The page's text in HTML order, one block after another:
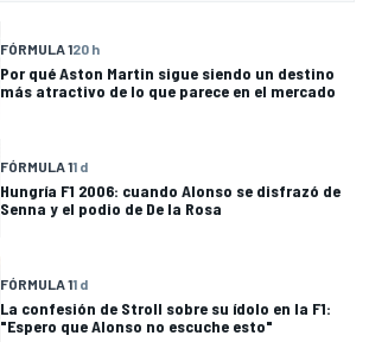
FÓRMULA 120 h
Por qué Aston Martin sigue siendo un destino
más atractivo de lo que parece en el mercado
FÓRMULA 11 d
Hungría F1 2006: cuando Alonso se disfrazó de
Senna y el podio de De la Rosa
FÓRMULA 11 d
La confesión de Stroll sobre su ídolo en la F1:
"Espero que Alonso no escuche esto"